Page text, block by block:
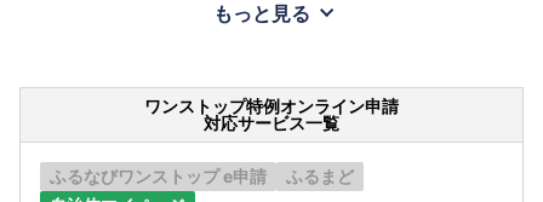
もっと見る
ワンストップ特例オンライン申請
対応サービス一覧
ふるなびワンストップ e申請
ふるまど